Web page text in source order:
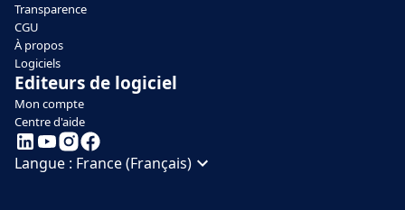
Transparence
CGU
À propos
Logiciels
Editeurs de logiciel
Mon compte
Centre d'aide
Langue : France (Français)